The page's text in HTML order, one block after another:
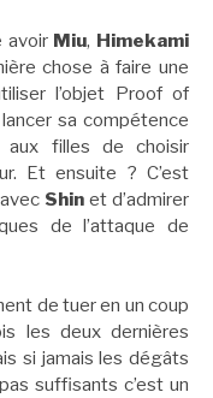
avoir Miu, Himekami
chose à faire une
l’objet Proof of
sa compétence
filles de choisir
Et ensuite ? C’est
Shin et d’admirer
de l’attaque de
de tuer en un coup
les deux dernières
si jamais les dégâts
suffisants c’est un